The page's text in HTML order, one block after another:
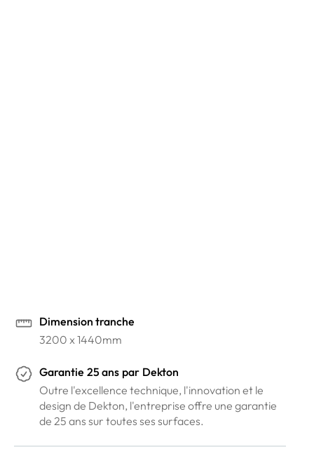
Dimension tranche
3200 x 1440mm
Garantie 25 ans par Dekton
Outre l'excellence technique, l'innovation et le
design de Dekton, l'entreprise offre une garantie
de 25 ans sur toutes ses surfaces.